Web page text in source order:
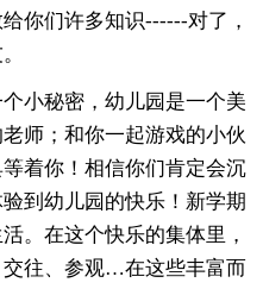
你们许多知识------对了，
小秘密，幼儿园是一个美
师；和你一起游戏的小伙
着你！相信你们肯定会沉
到幼儿园的快乐！新学期
。在这个快乐的集体里，
往、参观…在这些丰富而